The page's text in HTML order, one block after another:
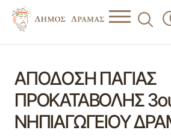
ΑΠΟΔΟΣΗ ΠΑΓΙΑΣ
ΠΡΟΚΑΤΑΒΟΛΗΣ
ΝΗΠΙΑΓΩΓΕΙΟΥ